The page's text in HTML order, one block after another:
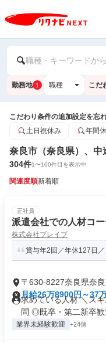
職種・キーワードか
勤務地 1 職種 こだ
こだわり条件の追加設定を忘
土日祝休み
年間
奈良市（奈良県）、
304件1〜100件目を表示中
関連度順新着順
正社員
派遣会社での人材コ
株式会社ブレイブ
賞与年2回／年休127日
〒630-8227奈良県奈
月給26万8900円～37
求めている人材 ＼ス
問 ◎既卒・第二新卒歓
業界未経験歓迎 +24個